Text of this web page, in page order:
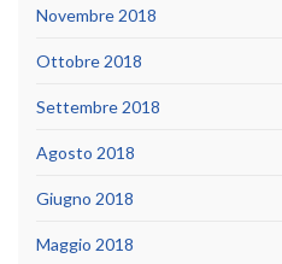
Novembre 2018
Ottobre 2018
Settembre 2018
Agosto 2018
Giugno 2018
Maggio 2018